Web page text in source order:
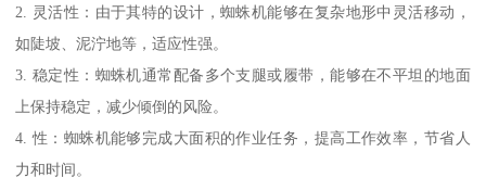
2. 灵活性：由于其特的设计，蜘蛛机能够在复杂地形中灵活移动，
如陡坡、泥泞地等，适应性强。
3. 稳定性：蜘蛛机通常配备多个支腿或履带，能够在不平坦的地面
上保持稳定，减少倾倒的风险。
4. 性：蜘蛛机能够完成大面积的作业任务，提高工作效率，节省人
力和时间。